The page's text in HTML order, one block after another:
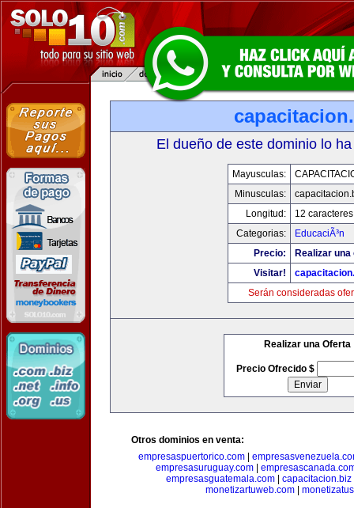
El dueño de este dominio lo
Mayusculas:
Minusculas:
Longitud:
12 caracteres
Categorias:
EducaciÃ³n
Precio:
Realizar
Visitar!
Serán consideradas
Realizar una Oferta
Precio Ofrecido $
Otros dominios en venta:
empresaspuertorico.com
empresasuruguay.com|
empresasguatemala.com
capacitacion.biz
monetizartuweb.com|